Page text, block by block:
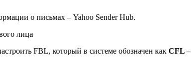
о письмах – Yahoo Sender Hub.
FBL, который в системе обозначен как CFL